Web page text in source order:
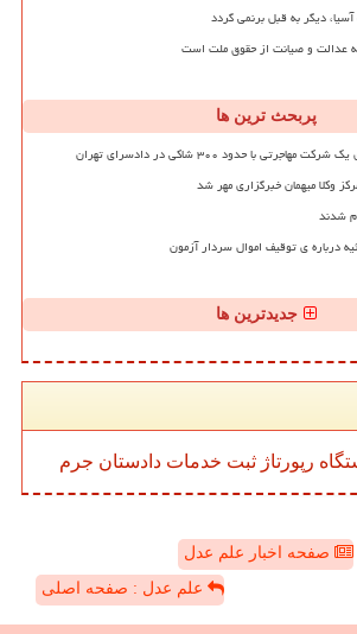
دیگر به قبل برنمی گردد
عدالت و صیانت از حقوق ملت است
پربحث ترین ها
با حدود ۳۰۰ شاکی در دادسرای تهران
وکلا میهمان خبرگزاری مهر شد
شدند
درباره ی توقیف اموال سردار آزمون
جدیدترین ها
رپورتاژ ثبت خدمات دادستان جرم
صفحه اخبار علم عدل
علم عدل : صفحه اصلی